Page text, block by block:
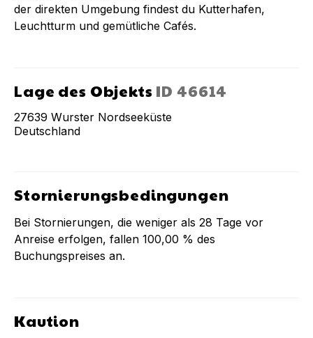
der direkten Umgebung findest du Kutterhafen,
Leuchtturm und gemütliche Cafés.
Lage des Objekts ID 46614
27639 Wurster Nordseeküste
Deutschland
Stornierungsbedingungen
Bei Stornierungen, die weniger als 28 Tage vor
Anreise erfolgen, fallen 100,00 % des
Buchungspreises an.
Kaution